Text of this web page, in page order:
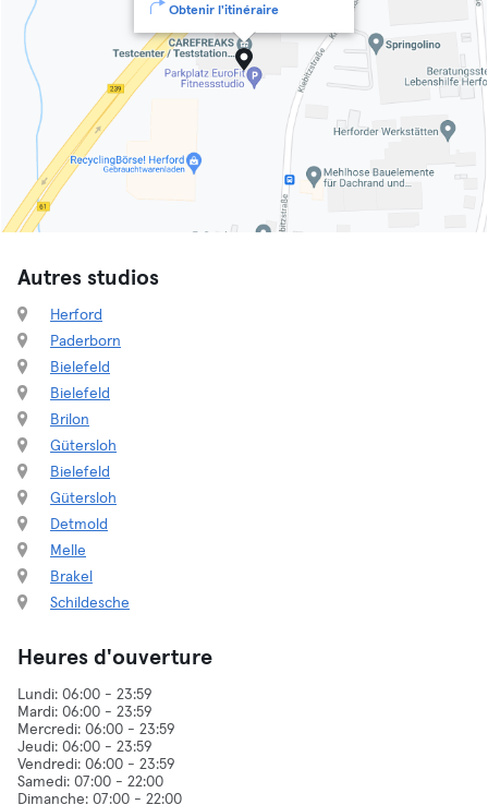
Obtenir l'itinéraire
Autres studios
Herford
Paderborn
Bielefeld
Bielefeld
Brilon
Gütersloh
Bielefeld
Gütersloh
Detmold
Melle
Brakel
Schildesche
Heures d'ouverture
Lundi: 06:00 - 23:59
Mardi: 06:00 - 23:59
Mercredi: 06:00 - 23:59
Jeudi: 06:00 - 23:59
Vendredi: 06:00 - 23:59
Samedi: 07:00 - 22:00